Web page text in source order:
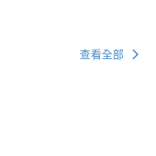
查看全部